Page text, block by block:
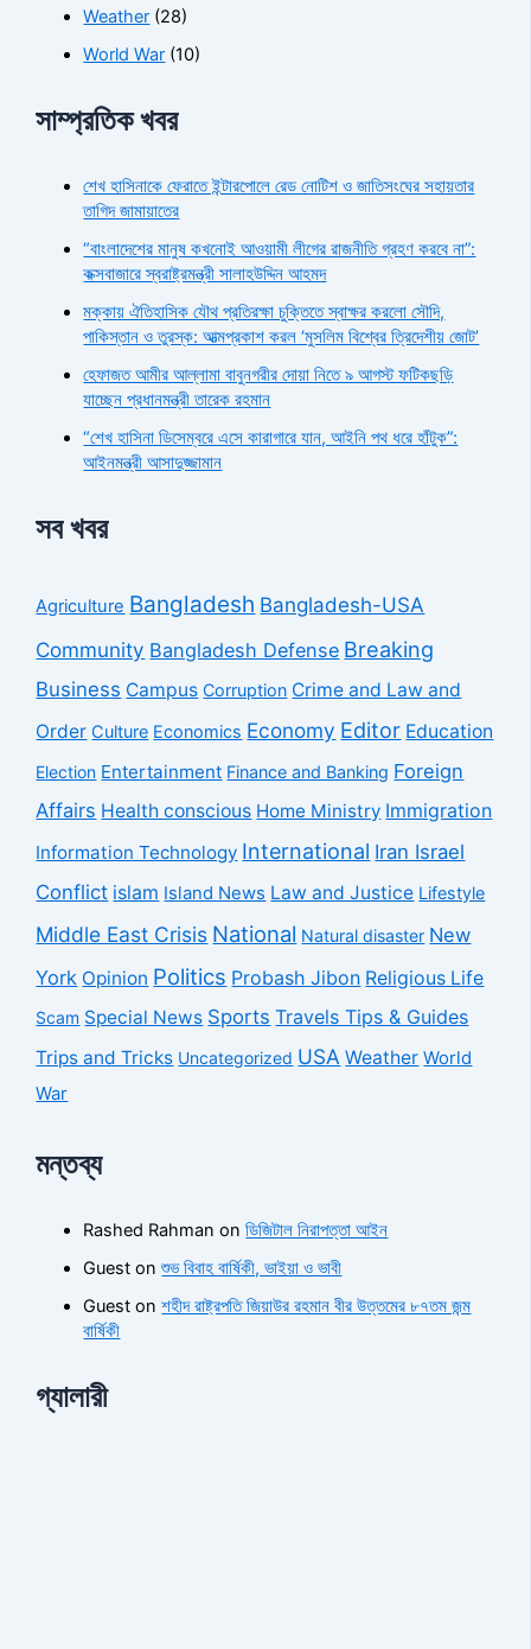
Weather (28)
World War (10)
সাম্প্রতিক খবর
শেখ হাসিনাকে ফেরাতে ইন্টারপোলে রেড নোটিশ ও জাতিসংঘের সহায়তার
তাগিদ জামায়াতের
“বাংলাদেশের মানুষ কখনোই আওয়ামী লীগের রাজনীতি গ্রহণ করবে না”:
কক্সবাজারে স্বরাষ্ট্রমন্ত্রী সালাহউদ্দিন আহমদ
মক্কায় ঐতিহাসিক যৌথ প্রতিরক্ষা চুক্তিতে স্বাক্ষর করলো সৌদি,
পাকিস্তান ও তুরস্ক: আত্মপ্রকাশ করল ‘মুসলিম বিশ্বের ত্রিদেশীয় জোট’
হেফাজত আমীর আল্লামা বাবুনগরীর দোয়া নিতে ৯ আগস্ট ফটিকছড়ি
যাচ্ছেন প্রধানমন্ত্রী তারেক রহমান
“শেখ হাসিনা ডিসেম্বরে এসে কারাগারে যান, আইনি পথ ধরে হাঁটুক”:
আইনমন্ত্রী আসাদুজ্জামান
সব খবর
Agriculture Bangladesh Bangladesh-USA
Community Bangladesh Defense Breaking
Business Campus Corruption Crime and Law and
Order Culture Economics Economy Editor Education
Election Entertainment Finance and Banking Foreign
Affairs Health conscious Home Ministry Immigration
Information Technology International Iran Israel
Conflict islam Island News Law and Justice Lifestyle
Middle East Crisis National Natural disaster New
York Opinion Politics Probash Jibon Religious Life
Scam Special News Sports Travels Tips & Guides
Trips and Tricks Uncategorized USA Weather World
War
মন্তব্য
Rashed Rahman onডিজিটাল নিরাপত্তা আইন
Guest onশুভ বিবাহ বার্ষিকী, ভাইয়া ও ভাবী
Guest onশহীদ রাষ্ট্রপতি জিয়াউর রহমান বীর উত্তমের ৮৭তম জন্ম
বার্ষিকী
গ্যালারী